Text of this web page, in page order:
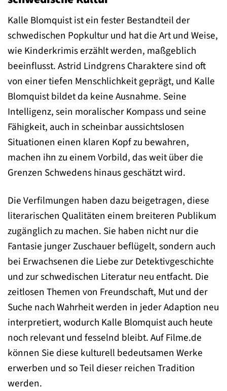
Kalle Blomquist ist ein fester Bestandteil der
schwedischen Popkultur und hat die Art und Weise,
wie Kinderkrimis erzählt werden, maßgeblich
beeinflusst. Astrid Lindgrens Charaktere sind oft
von einer tiefen Menschlichkeit geprägt, und Kalle
Blomquist bildet da keine Ausnahme. Seine
Intelligenz, sein moralischer Kompass und seine
Fähigkeit, auch in scheinbar aussichtslosen
Situationen einen klaren Kopf zu bewahren,
machen ihn zu einem Vorbild, das weit über die
Grenzen Schwedens hinaus geschätzt wird.
Die Verfilmungen haben dazu beigetragen, diese
literarischen Qualitäten einem breiteren Publikum
zugänglich zu machen. Sie haben nicht nur die
Fantasie junger Zuschauer beflügelt, sondern auch
bei Erwachsenen die Liebe zur Detektivgeschichte
und zur schwedischen Literatur neu entfacht. Die
zeitlosen Themen von Freundschaft, Mut und der
Suche nach Wahrheit werden in jeder Adaption neu
interpretiert, wodurch Kalle Blomquist auch heute
noch relevant und fesselnd bleibt. Auf Filme.de
können Sie diese kulturell bedeutsamen Werke
erwerben und so Teil dieser reichen Tradition
werden.